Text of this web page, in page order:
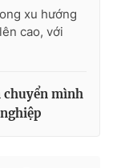
có sự chấp
xu hướng
cao, với
chuyển mình